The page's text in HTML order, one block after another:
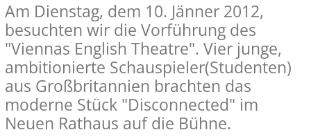
Am Dienstag, dem 10. Jänner 2012,
besuchten wir die Vorführung des
"Viennas English Theatre". Vier junge,
ambitionierte Schauspieler(Studenten)
aus Großbritannien brachten das
moderne Stück "Disconnected" im
Neuen Rathaus auf die Bühne.